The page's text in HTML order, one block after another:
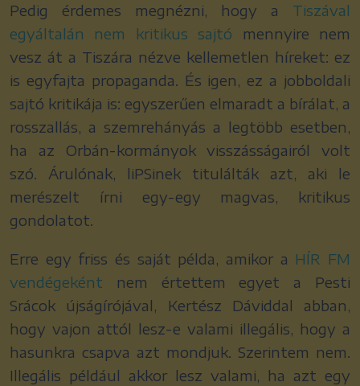
Pedig érdemes megnézni, hogy a Tiszával
egyáltalán nem kritikus sajtó mennyire nem
vesz át a Tiszára nézve kellemetlen híreket: ez
is egyfajta propaganda. És igen, ez a jobboldali
sajtó kritikája is: egyszerűen elmaradt a bírálat, a
rosszallás, a szemrehányás a legtöbb esetben,
ha az Orbán-kormányok visszásságairól volt
szó. Árulónak, liPSinek titulálták azt, aki le
merészelt írni egy-egy magvas, kritikus
gondolatot.
Erre egy friss és saját példa, amikor a HÍR FM
vendégeként nem értettem egyet a Pesti
Srácok újságírójával, Kertész Dáviddal abban,
hogy vajon attól lesz-e valami illegális, hogy a
hasunkra csapva azt mondjuk. Szerintem nem.
Illegális például akkor lesz valami, ha azt egy